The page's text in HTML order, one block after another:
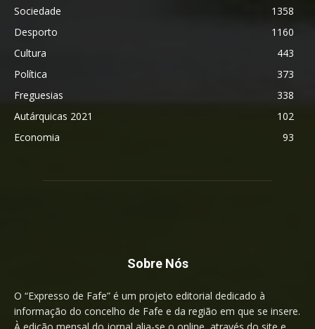
Sociedade
1358
Desporto
1160
Cultura
443
Política
373
Freguesias
338
Autárquicas 2021
102
Economia
93
Sobre Nós
O “Expresso de Fafe” é um projeto editorial dedicado à
informação do concelho de Fafe e da região em que se insere.